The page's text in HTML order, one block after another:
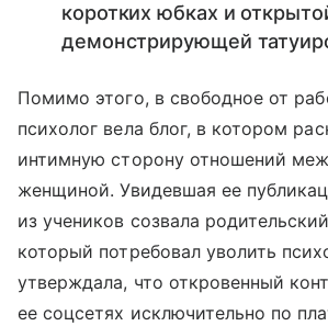
коротких юбках и
демонстрирующей
Помимо этого, в свободное от
психолог вела блог, в котором
интимную сторону отношений
женщиной. Увидевшая ее
из учеников созвала
который потребовал уволить
утверждала, что откровенный
ее соцсетях исключительно по